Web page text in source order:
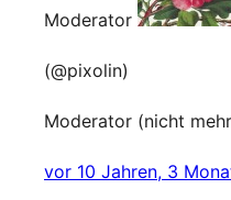
Moderator
(@pixolin)
Moderator (nicht
vor 10 Jahren, 3